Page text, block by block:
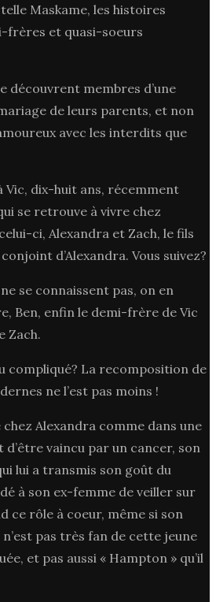
Maskame, les histoires
frères et quasi-soeurs
découvrent membres d’une
de leurs parents, et non
avec les interdits que
Vic, dix-huit ans, récemment
se retrouve à vivre chez
ci, Alexandra et Zach, le fils
d’Alexandra. Vous suivez?
se connaissent pas, on en
Ben, enfin le demi-frère de Vic
Zach.
compliqué? La recomposition de
ne l’est pas moins !
Alexandra comme dans une
d’être vaincu par un cancer, son
lui a transmis son goût du
à son ex-femme de veiller sur
ce rôle à coeur, même si son
pas très fan de cette jeune
et pas aussi « Hampton » qu’il